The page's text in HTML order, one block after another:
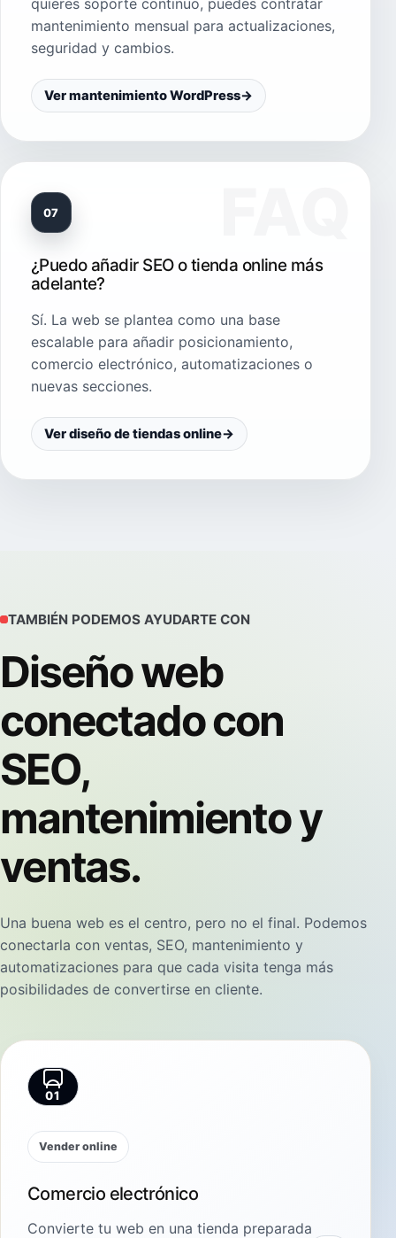
quieres soporte continuo, puedes contratar
mantenimiento mensual para actualizaciones,
seguridad y cambios.
Ver mantenimiento WordPress→
07
¿Puedo añadir SEO o tienda online más
adelante?
Sí. La web se plantea como una base
escalable para añadir posicionamiento,
comercio electrónico, automatizaciones o
nuevas secciones.
Ver diseño de tiendas online→
TAMBIÉN PODEMOS AYUDARTE CON
Diseño web
conectado con
SEO,
mantenimiento y
ventas.
Una buena web es el centro, pero no el final. Podemos
conectarla con ventas, SEO, mantenimiento y
automatizaciones para que cada visita tenga más
posibilidades de convertirse en cliente.
01
Vender online
Comercio electrónico
Convierte tu web en una tienda preparada